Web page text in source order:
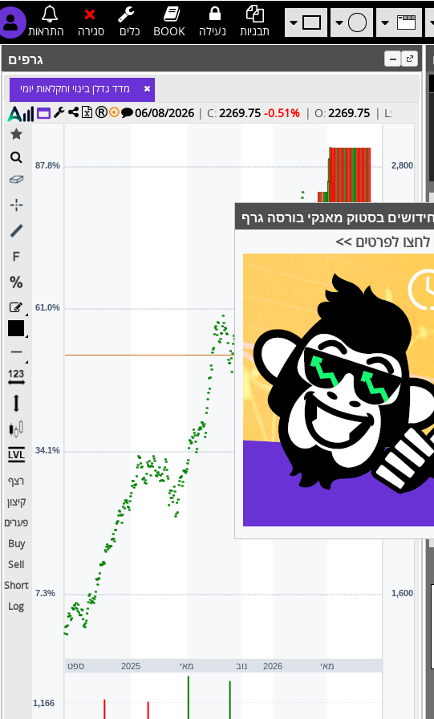
תבניות נעילה BOOK כלים סגירה התראות
גרפים
מדד נדלן בינוי וחקלאות יומי
06/08/2026 C:2269.75 -0.51% | O:2269.75
| L:
2269.75
רצף
קיצון
פערים
Buy
Sell
Short
Log
בסטוק מאנקי בורסה גרף
לחצו לפרטים >>